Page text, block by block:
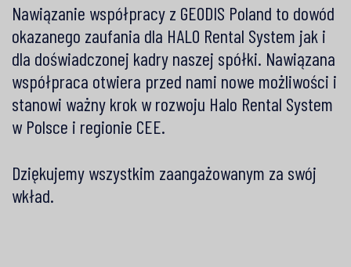
Nawiązanie współpracy z GEODIS Poland to dowód
okazanego zaufania dla HALO Rental System jak i
dla doświadczonej kadry naszej spółki. Nawiązana
współpraca otwiera przed nami nowe możliwości i
stanowi ważny krok w rozwoju Halo Rental System
w Polsce i regionie CEE.
Dziękujemy wszystkim zaangażowanym za swój
wkład.